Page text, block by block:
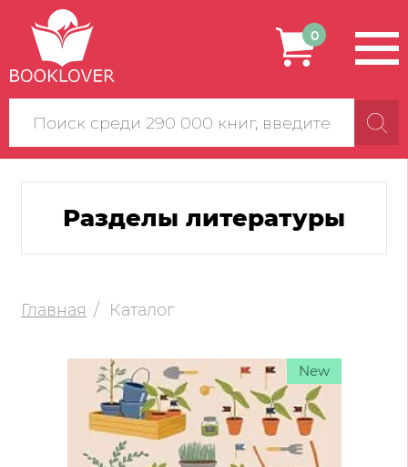
Поиск
по
сайту
0
Разделы литературы
Главная Каталог
New